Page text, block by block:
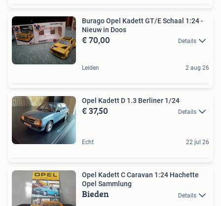
Burago Opel Kadett GT/E Schaal 1:24 -
Nieuw in Doos
€ 70,00 Details
Leiden 2 aug 26
Opel Kadett D 1.3 Berliner 1/24
€ 37,50 Details
Echt 22 jul 26
Opel Kadett C Caravan 1:24 Hachette
Opel Sammlung
Bieden Details